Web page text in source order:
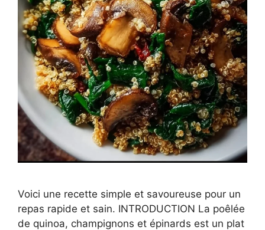
Voici une recette simple et savoureuse pour un
repas rapide et sain. INTRODUCTION La poêlée
de quinoa, champignons et épinards est un plat